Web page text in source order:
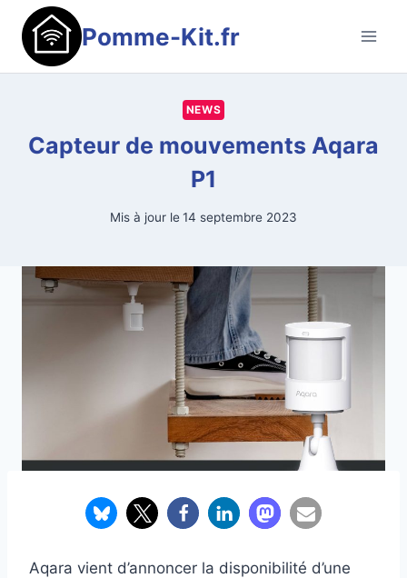
Aller
contenu
Pomme-Kit.fr
NEWS
Capteur de mouvements Aqara
P1
Mis à jour le14 septembre 2023
Aqara vient d’annoncer la disponibilité d’une